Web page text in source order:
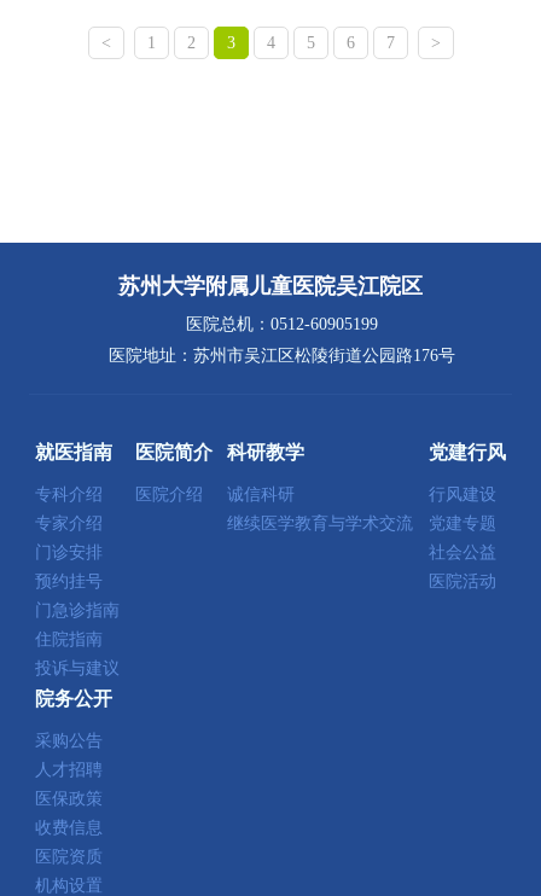
< 1 2 3 4 5 6 7 >
苏州大学附属儿童医院吴江院区
医院总机：0512-60905199
医院地址：苏州市吴江区松陵街道公园路176号
就医指南
专科介绍
专家介绍
门诊安排
预约挂号
门急诊指南
住院指南
投诉与建议
医院简介
医院介绍
科研教学
诚信科研
继续医学教育与学术交流
党建行风
行风建设
党建专题
社会公益
医院活动
院务公开
采购公告
人才招聘
医保政策
收费信息
医院资质
机构设置